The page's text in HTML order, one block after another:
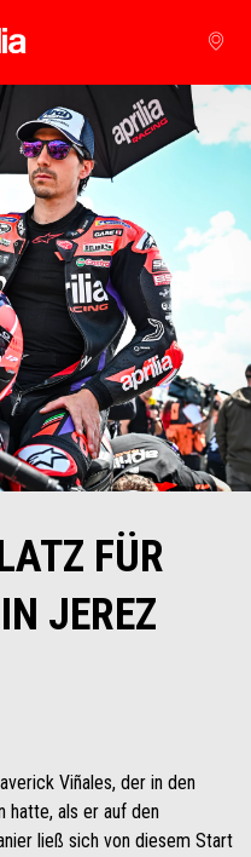
zum Hauptinhalt
FÜR
JEREZ
Viñales, der in den
hatte, als er auf den
ließ sich von diesem Start